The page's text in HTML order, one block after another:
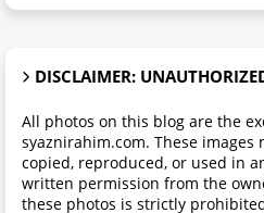
DISCLAIMER:
All photos on this blog are the
syaznirahim.com. These images
copied, reproduced, or used in
written permission from the
these photos is strictly